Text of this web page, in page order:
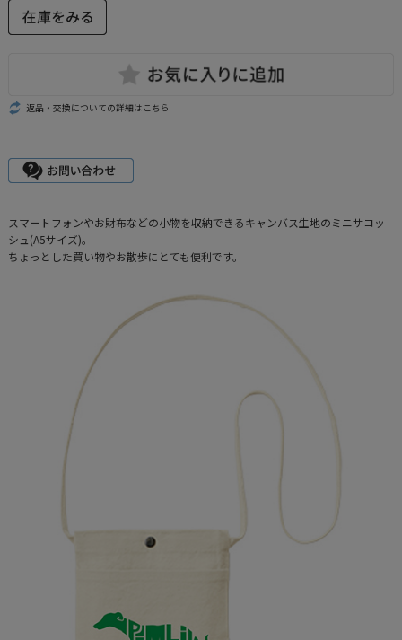
返品・交換についての詳細はこちら
スマートフォンやお財布などの小物を収納できるキャンバス生地のミニサコッ
シュ(A5サイズ)。
ちょっとした買い物やお散歩にとても便利です。